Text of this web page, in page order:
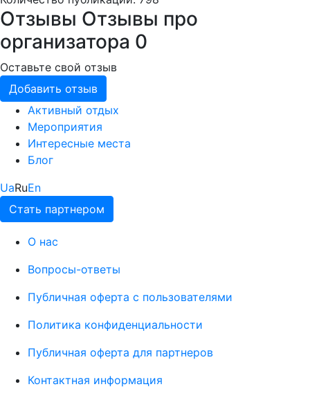
Отзывы Отзывы про
организатора 0
Оставьте свой отзыв
Добавить отзыв
Активный отдых
Мероприятия
Интересные места
Блог
UaRuEn
Стать партнером
О нас
Вопросы-ответы
Публичная оферта с пользователями
Политика конфиденциальности
Публичная оферта для партнеров
Контактная информация